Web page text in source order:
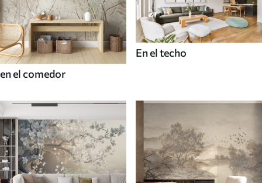
en el comedor
En el techo